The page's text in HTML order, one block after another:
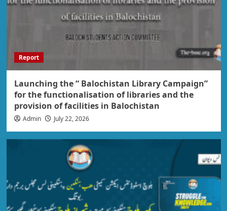
Report
Launching the “ Balochistan Library Campaign”
for the functionalisation of libraries and the
provision of facilities in Balochistan
Admin July 22, 2026